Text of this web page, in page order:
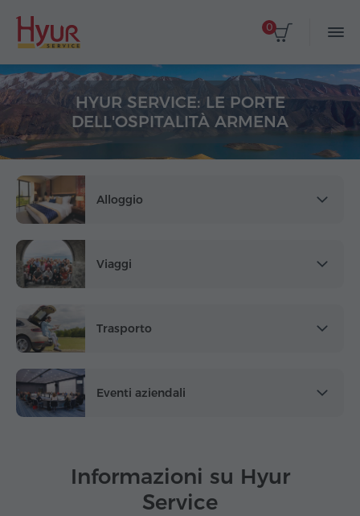
0
HYUR SERVICE: LE PORTE
DELL'OSPITALITÀ ARMENA
Alloggio
Viaggi
Trasporto
Eventi aziendali
Informazioni su Hyur
Service